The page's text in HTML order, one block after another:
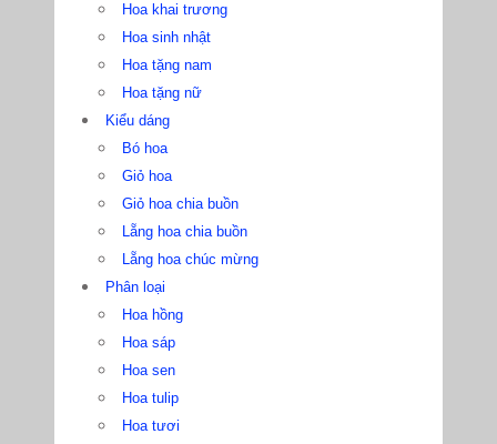
Hoa khai trương
Hoa sinh nhật
Hoa tặng nam
Hoa tặng nữ
Kiểu dáng
Bó hoa
Giỏ hoa
Giỏ hoa chia buồn
Lẵng hoa chia buồn
Lẵng hoa chúc mừng
Phân loại
Hoa hồng
Hoa sáp
Hoa sen
Hoa tulip
Hoa tươi